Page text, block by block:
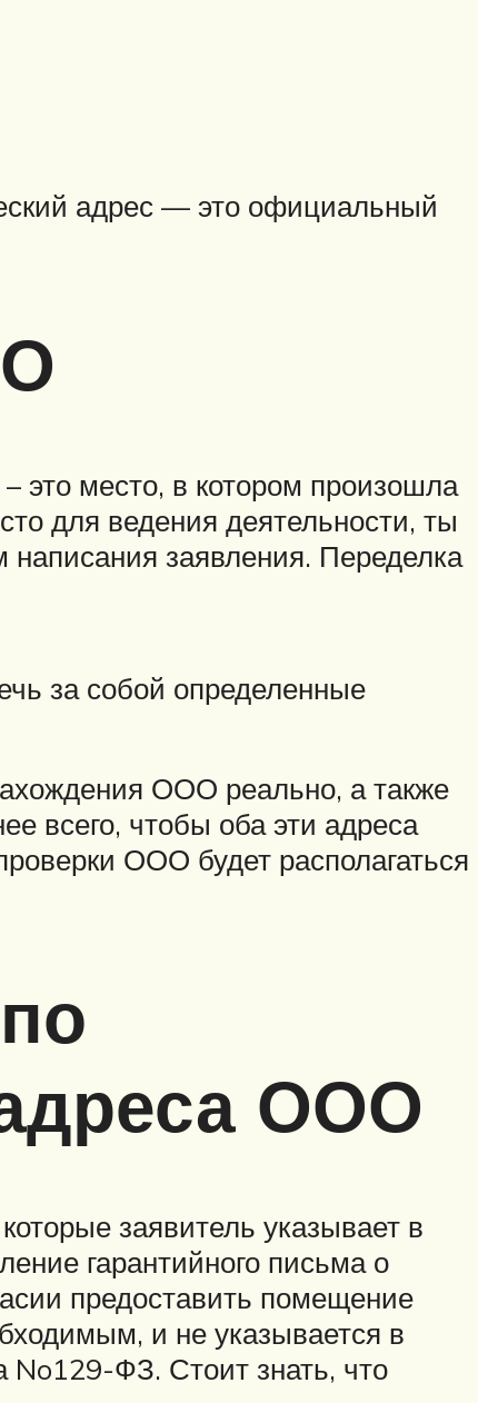
адрес — это официальный
это место, в котором произошла
для ведения деятельности, ты
заявления. Переделка
за собой определенные
ООО реально, а также
всего, чтобы оба эти адреса
ООО будет располагаться
ООО
заявитель указывает в
гарантийного письма о
предоставить помещение
и не указывается в
No129-ФЗ. Стоит знать, что